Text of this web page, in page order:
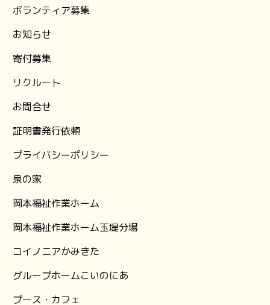
ボランティア募集
お知らせ
⁨寄付募集
リクルート
お問合せ
証明書発行依頼
プライバシーポリシー
泉の家
岡本福祉作業ホーム
岡本福祉作業ホーム玉堤分場
コイノニアかみきた
グループホームこいのにあ
プース・カフェ